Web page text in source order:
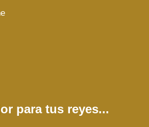
para tus reyes...